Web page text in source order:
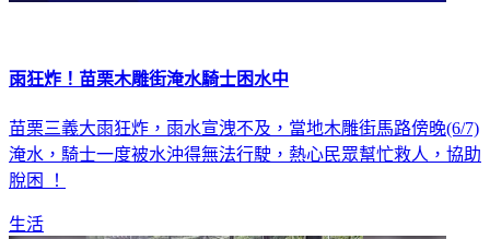
雨狂炸！苗栗木雕街淹水騎士困水中
苗栗三義大雨狂炸，雨水宣洩不及，當地木雕街馬路傍晚(6/7)
淹水，騎士一度被水沖得無法行駛，熱心民眾幫忙救人，協助
脫困 ！
生活